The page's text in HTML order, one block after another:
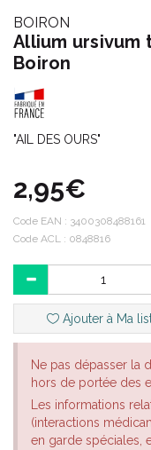
BOIRON
Allium ursivum
Boiron
"AIL DES OURS"
2,95€
Code EAN : 3400308488161
Code ACL : 0848816
Ajouter à Ma
Ne pas dépasser la
hors de portée des
Les informations
(interactions
en garde spéciales,